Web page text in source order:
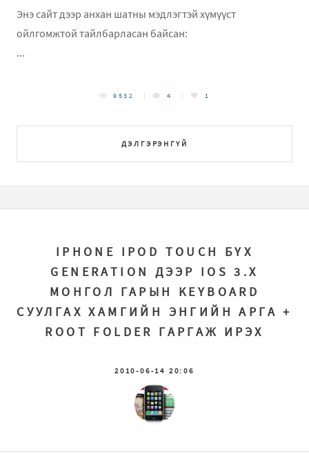
Энэ сайт дээр анхан шатны мэдлэгтэй хүмүүст
ойлгомжтой тайлбарласан байсан:
...
ДЭЛГЭРЭНГҮЙ
9532 4 1
IPHONE IPOD TOUCH БҮХ
GENERATION ДЭЭР IOS 3.X
МОНГОЛ ГАРЫН KEYBOARD
СУУЛГАХ ХАМГИЙН ЭНГИЙН АРГА +
ROOT FOLDER ГАРГАЖ ИРЭХ
2010-06-14 20:06